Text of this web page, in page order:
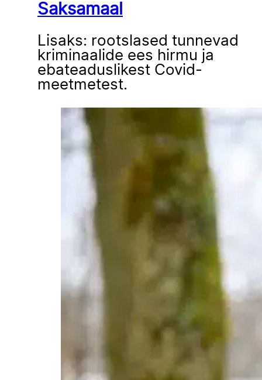
Saksamaal
Lisaks: rootslased tunnevad
kriminaalide ees hirmu ja
ebateaduslikest Covid-
meetmetest.